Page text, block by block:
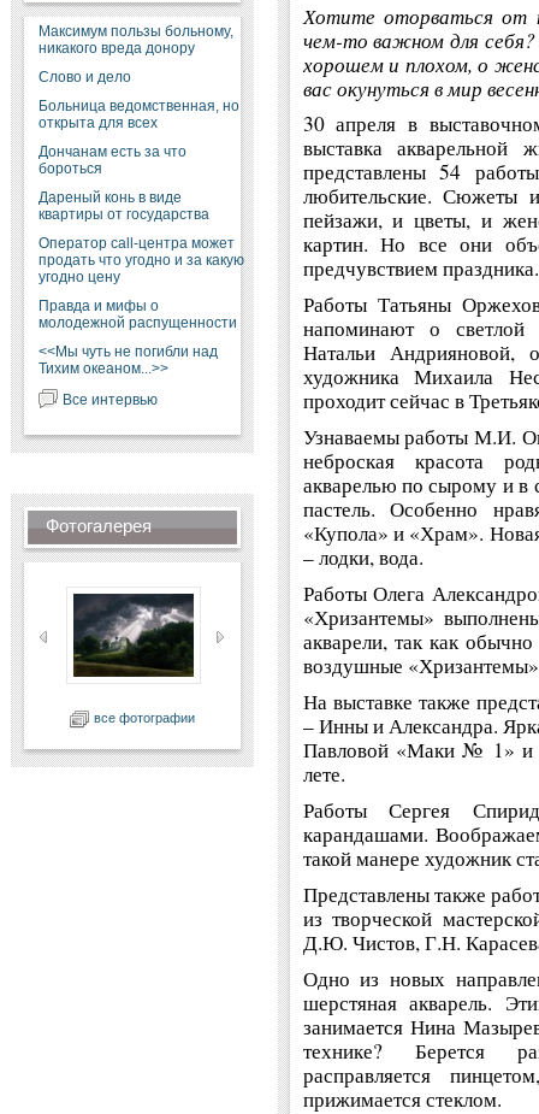
Максимум пользы больному,
никакого вреда донору
Слово и дело
Больница ведомственная, но
открыта для всех
Дончанам есть за что
бороться
Дареный конь в виде
квартиры от государства
Оператор call-центра может
продать что угодно и за какую
угодно цену
Правда и мифы о
молодежной распущенности
<<Мы чуть не погибли над
Тихим океаном...>>
Все интервью
Фотогалерея
все фотографии
Хотите оторваться от
чем-то важном для
хорошем и плохом, о
вас окунуться в мир
30 апреля в
выставка
представлены 54
любительские. Сюжеты
пейзажи, и цветы, и
картин. Но все они
предчувствием праздника.
Работы Татьяны
напоминают о
Натальи Андрияновой,
художника Михаила
проходит сейчас в
Узнаваемы работы М.И.
неброская красота
акварелью по сырому и в
пастель. Особенно
«Купола» и «Храм».
– лодки, вода.
Работы Олега
«Хризантемы»
акварели, так как
воздушные
На выставке также
– Инны и Александра.
Павловой «Маки № 1» и
лете.
Работы Сергея
карандашами.
такой манере художник
Представлены также
из творческой
Д.Ю. Чистов, Г.Н.
Одно из новых
шерстяная акварель.
занимается Нина
технике? Берется
расправляется
прижимается стеклом.